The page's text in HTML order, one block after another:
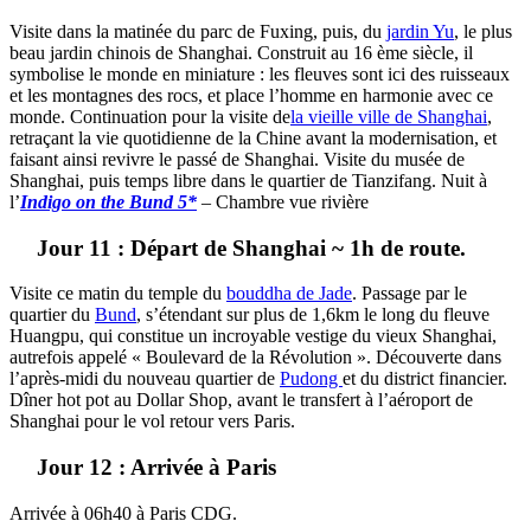
Visite dans la matinée du parc de Fuxing, puis, du jardin Yu, le plus
beau jardin chinois de Shanghai. Construit au 16 ème siècle, il
symbolise le monde en miniature : les fleuves sont ici des ruisseaux
et les montagnes des rocs, et place l’homme en harmonie avec ce
monde. Continuation pour la visite dela vieille ville de Shanghai,
retraçant la vie quotidienne de la Chine avant la modernisation, et
faisant ainsi revivre le passé de Shanghai. Visite du musée de
Shanghai, puis temps libre dans le quartier de Tianzifang. Nuit à
l’Indigo on the Bund 5* – Chambre vue rivière
Jour 11 : Départ de Shanghai ~ 1h de route.
Visite ce matin du temple du bouddha de Jade. Passage par le
quartier du Bund, s’étendant sur plus de 1,6km le long du fleuve
Huangpu, qui constitue un incroyable vestige du vieux Shanghai,
autrefois appelé « Boulevard de la Révolution ». Découverte dans
l’après-midi du nouveau quartier de Pudong et du district financier.
Dîner hot pot au Dollar Shop, avant le transfert à l’aéroport de
Shanghai pour le vol retour vers Paris.
Jour 12 : Arrivée à Paris
Arrivée à 06h40 à Paris CDG.